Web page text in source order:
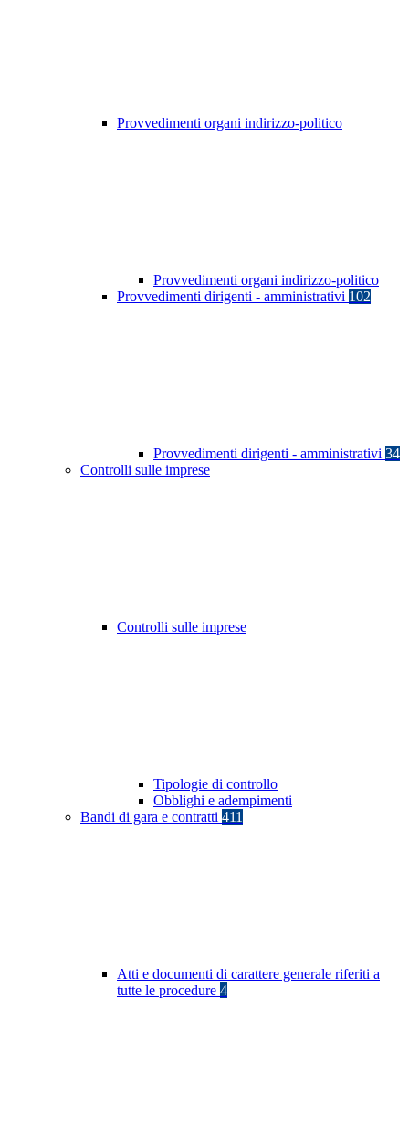
Provvedimenti organi indirizzo-politico
Provvedimenti organi indirizzo-politico
Provvedimenti dirigenti - amministrativi 102
Provvedimenti dirigenti - amministrativi 34
Controlli sulle imprese
Controlli sulle imprese
Tipologie di controllo
Obblighi e adempimenti
Bandi di gara e contratti 411
Atti e documenti di carattere generale riferiti a
tutte le procedure 4